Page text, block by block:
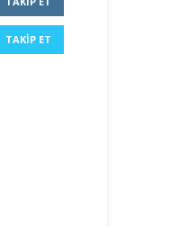
TAKIP ET